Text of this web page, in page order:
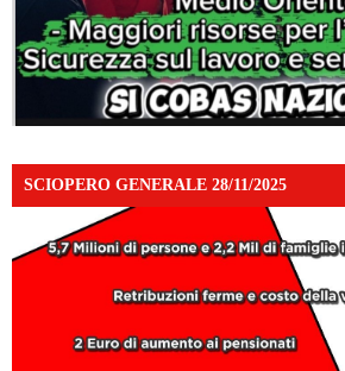
SCIOPERO GENERALE 28/11/2025